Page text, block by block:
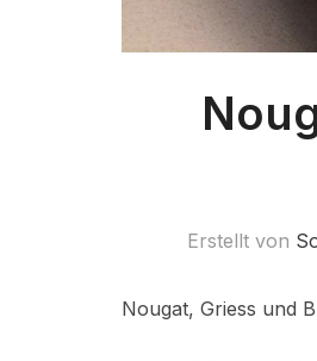
Erstellt von
Nougat, Griess und